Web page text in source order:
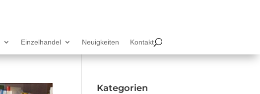
Einzelhandel Neuigkeiten Kontakt
Kategorien